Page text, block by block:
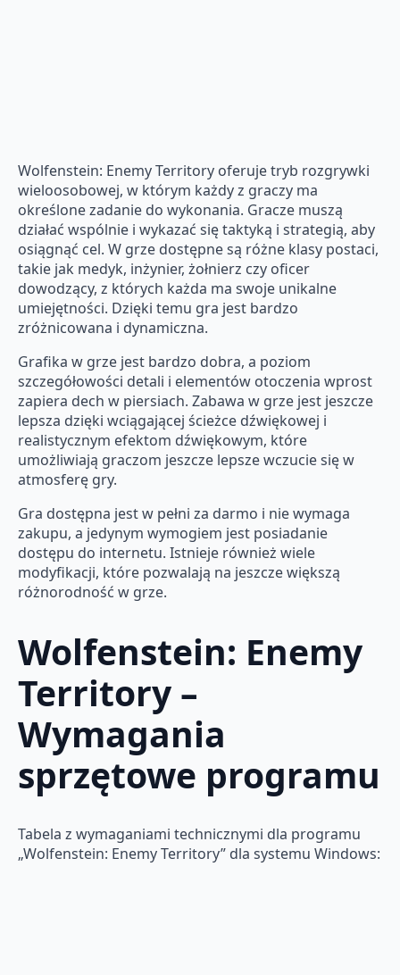
Wolfenstein: Enemy Territory oferuje tryb rozgrywki
wieloosobowej, w którym każdy z graczy ma
określone zadanie do wykonania. Gracze muszą
działać wspólnie i wykazać się taktyką i strategią, aby
osiągnąć cel. W grze dostępne są różne klasy postaci,
takie jak medyk, inżynier, żołnierz czy oficer
dowodzący, z których każda ma swoje unikalne
umiejętności. Dzięki temu gra jest bardzo
zróżnicowana i dynamiczna.
Grafika w grze jest bardzo dobra, a poziom
szczegółowości detali i elementów otoczenia wprost
zapiera dech w piersiach. Zabawa w grze jest jeszcze
lepsza dzięki wciągającej ścieżce dźwiękowej i
realistycznym efektom dźwiękowym, które
umożliwiają graczom jeszcze lepsze wczucie się w
atmosferę gry.
Gra dostępna jest w pełni za darmo i nie wymaga
zakupu, a jedynym wymogiem jest posiadanie
dostępu do internetu. Istnieje również wiele
modyfikacji, które pozwalają na jeszcze większą
różnorodność w grze.
Wolfenstein: Enemy
Territory –
Wymagania
sprzętowe programu
Tabela z wymaganiami technicznymi dla programu
„Wolfenstein: Enemy Territory” dla systemu Windows: